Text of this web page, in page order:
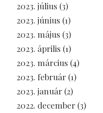
2023. július (3)
2023. június (1)
2023. május (3)
2023. április (1)
2023. március (4)
2023. február (1)
2023. január (2)
2022. december (3)